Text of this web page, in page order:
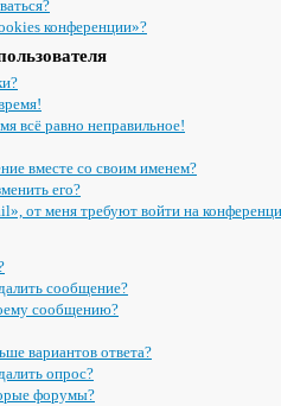
конференции»?
всё равно неправильное!
вместе со своим именем?
его?
от меня требуют войти на
сообщение?
сообщению?
вариантов ответа?
опрос?
форумы?